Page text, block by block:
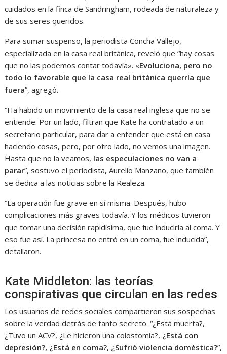
cuidados en la finca de Sandringham, rodeada de naturaleza y
de sus seres queridos.
Para sumar suspenso, la periodista Concha Vallejo,
especializada en la casa real británica, reveló que “hay cosas
que no las podemos contar todavía». «Evoluciona, pero no
todo lo favorable que la casa real británica querría que
fuera”, agregó.
“Ha habido un movimiento de la casa real inglesa que no se
entiende. Por un lado, filtran que Kate ha contratado a un
secretario particular, para dar a entender que está en casa
haciendo cosas, pero, por otro lado, no vemos una imagen.
Hasta que no la veamos, las especulaciones no van a
parar”, sostuvo el periodista, Aurelio Manzano, que también
se dedica a las noticias sobre la Realeza.
“La operación fue grave en sí misma. Después, hubo
complicaciones más graves todavía. Y los médicos tuvieron
que tomar una decisión rapidísima, que fue inducirla al coma. Y
eso fue así. La princesa no entró en un coma, fue inducida”,
detallaron.
Kate Middleton: las teorías
conspirativas que circulan en las redes
Los usuarios de redes sociales compartieron sus sospechas
sobre la verdad detrás de tanto secreto. “¿Está muerta?,
¿Tuvo un ACV?, ¿Le hicieron una colostomía?, ¿Está con
depresión?, ¿Está en coma?, ¿Sufrió violencia doméstica?”,